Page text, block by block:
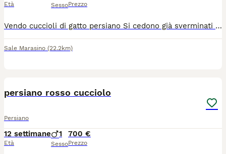
Età SessoPrezzo
Vendo cuccioli di gatto persiano Si cedono già sverminati con prima vaccinazione fatta e libretto sanitario Sono già abituati alla lettiera e a mangiare da soli Il prezzo è trattabile
Sale Marasino (22.2km)
persiano rosso cucciolo
Persiano
12 settimane
Età
1
Sesso
700 €
Prezzo